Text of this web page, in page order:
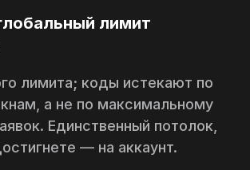
лимит
лимита; коды истекают по
а не по максимальному
Единственный потолок,
— на аккаунт.